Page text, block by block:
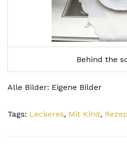
Behind the
Alle Bilder: Eigene Bilder
Tags: Leckeres, Mit Kind,